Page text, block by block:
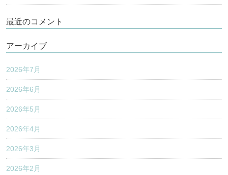
最近のコメント
アーカイブ
2026年7月
2026年6月
2026年5月
2026年4月
2026年3月
2026年2月